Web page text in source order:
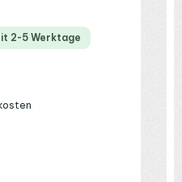
2-5 Werktage